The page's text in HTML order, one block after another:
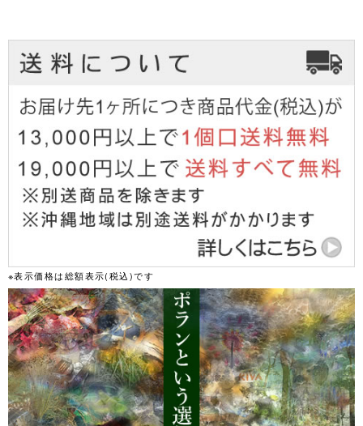
※表示価格は総額表示(税込)です